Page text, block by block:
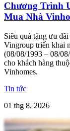
Chương Trình
Mua Nhà
Siêu quà tặng ưu
Vingroup triển khai
(08/08/1993 – 08/
cho khách hàng
Vinhomes.
Tin tức
01 thg 8, 2026